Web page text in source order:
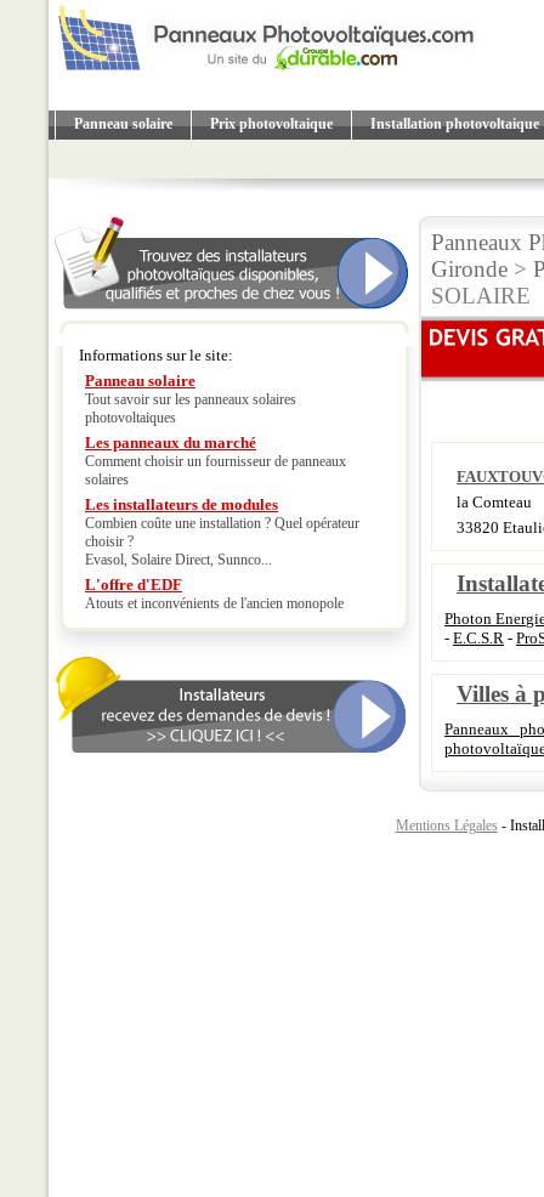
Panneau solaire Prix photovoltaique Installation photovoltaique
Informations sur le site:
Panneau solaire
Tout savoir sur les panneaux solaires
photovoltaiques
Les panneaux du marché
Comment choisir un fournisseur de panneaux
solaires
Les installateurs de modules
Combien coûte une installation ? Quel opérateur
choisir ?
Evasol, Solaire Direct, Sunnco...
L'offre d'EDF
Atouts et inconvénients de l'ancien monopole
Panneaux
Gironde >
SOLAIRE
la Comteau
33820
Photon
- E.C.S.R -
Villes à
Panneaux
Mentions Légales -